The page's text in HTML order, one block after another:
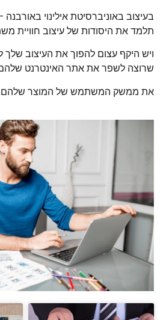
תלמד את היסודות של עיצוב חוויית
ויש היקף עצום להפוך את העיצוב שלך
שרוצה לשפר את אתר האינטרנט
את ממשק המשתמש של המוצר שלהם.